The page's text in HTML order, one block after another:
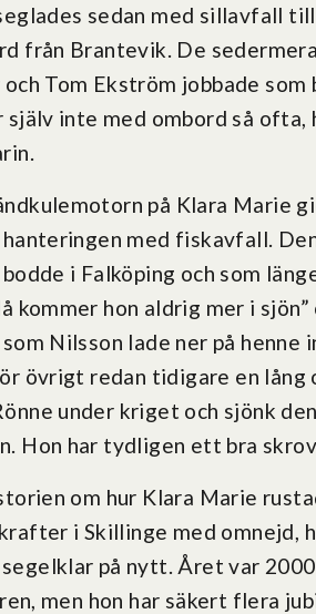
sedan med sillavfall
från Brantevik. De
Tom Ekström jobbade
själv inte med ombord så
på Klara Marie
med fiskavfall.
i Falköping och som
kommer hon aldrig mer i
Nilsson lade ner på
övrigt redan tidigare en lång
under kriget och sjönk
Hon har tydligen ett bra
om hur Klara Marie
i Skillinge med omnejd,
på nytt. Året var
men hon har säkert flera